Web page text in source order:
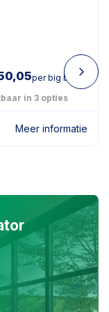
per big bag
in 3 opties
Meer informatie